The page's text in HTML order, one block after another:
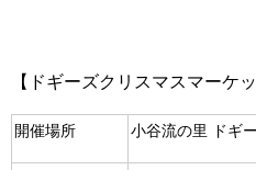
【ドギーズクリスマスマーケ
開催場所 小谷流の里 ドギ